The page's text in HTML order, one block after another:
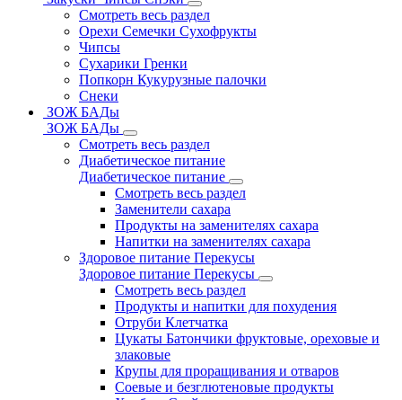
Смотреть весь раздел
Орехи Семечки Сухофрукты
Чипсы
Сухарики Гренки
Попкорн Кукурузные палочки
Снеки
ЗОЖ БАДы
ЗОЖ БАДы
Смотреть весь раздел
Диабетическое питание
Диабетическое питание
Смотреть весь раздел
Заменители сахара
Продукты на заменителях сахара
Напитки на заменителях сахара
Здоровое питание Перекусы
Здоровое питание Перекусы
Смотреть весь раздел
Продукты и напитки для похудения
Отруби Клетчатка
Цукаты Батончики фруктовые, ореховые и
злаковые
Крупы для проращивания и отваров
Соевые и безглютеновые продукты